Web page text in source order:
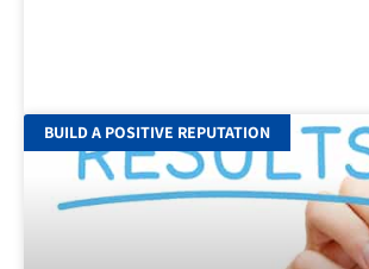
BUILD A POSITIVE REPUTATION